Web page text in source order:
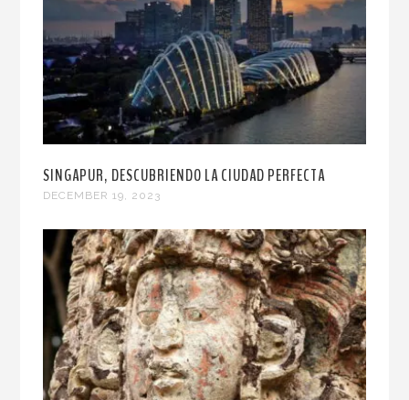
SINGAPUR, DESCUBRIENDO LA CIUDAD PERFECTA
DECEMBER 19, 2023